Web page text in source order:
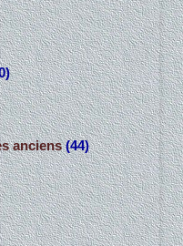
anciens(44)